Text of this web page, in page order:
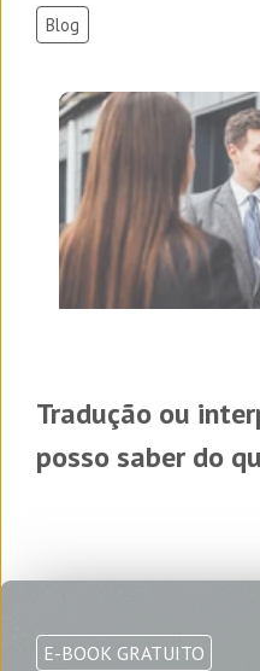
Blog
Tradução ou
posso saber do
E-BOOK GRATUITO